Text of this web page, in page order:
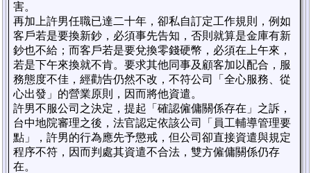
害。
再加上許男任職已達二十年，卻私自訂定工作規則，例如
客戶若是要換新鈔，必須事先告知，否則就算是金庫有新
鈔也不給；而客戶若是要兌換零錢硬幣，必須在上午來，
若是下午來換就不肯。要求其他同事及顧客加以配合，服
務態度不佳，經勸告仍然不改，不符公司「全心服務、從
心出發」的營業原則，因而將他資遣。
許男不服公司之決定，提起「確認僱傭關係存在」之訴，
台中地院審理之後，法官認定依該公司「員工輔導管理要
點」，許男的行為應先予懲戒，但公司卻直接資遣與規定
程序不符，因而判處其資遣不合法，雙方僱傭關係仍存
在。